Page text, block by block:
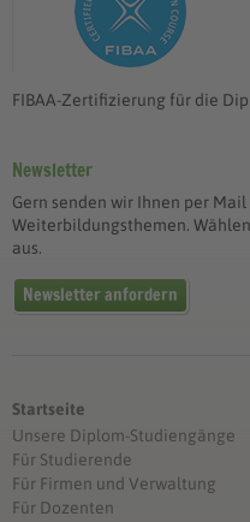
FIBAA-Zertifizierung für die
Newsletter
Gern senden wir Ihnen per
Weiterbildungsthemen.
aus.
Newsletter anfordern
Startseite
Unsere Diplom-Studiengänge
Für Studierende
Für Firmen und Verwaltung
Für Dozenten